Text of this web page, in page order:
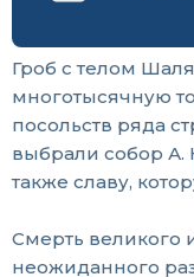
Гроб с телом
многотысячную
посольств ряда
выбрали собор А.
также славу,
Смерть великого
неожиданного